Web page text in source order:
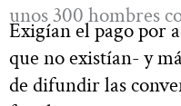
unos 300 hombres
Exigían el pago por
que no existían- y
de difundir las